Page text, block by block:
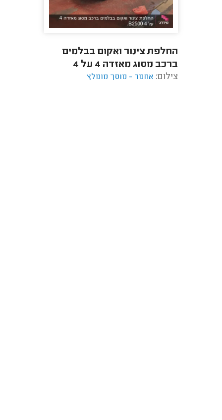
החלפת צינור ואקום בבלמים
ברכב מסוג מאזדה 4 על 4
B2500.
צילום: אחמד - מוסך מומלץ